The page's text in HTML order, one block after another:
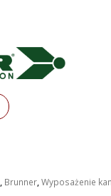
, Brunner,Wyposażenie